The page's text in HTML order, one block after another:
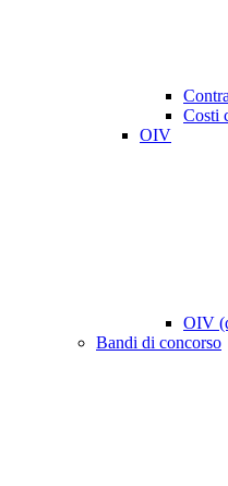
Costi
OIV
OIV
Bandi di concorso